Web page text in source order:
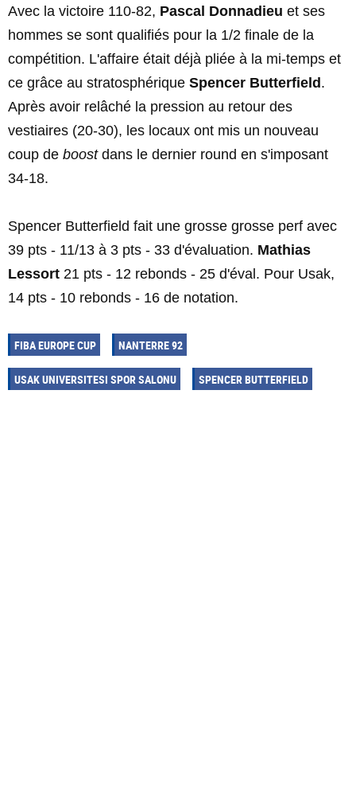
Avec la victoire 110-82, Pascal Donnadieu et ses
hommes se sont qualifiés pour la 1/2 finale de la
compétition. L'affaire était déjà pliée à la mi-temps et
ce grâce au stratosphérique Spencer Butterfield .
Après avoir relâché la pression au retour des
vestiaires (20-30), les locaux ont mis un nouveau
coup de boostdans le dernier round en s'imposant
34-18.
Spencer Butterfield fait une grosse grosse perf avec
39 pts - 11/13 à 3 pts - 33 d'évaluation. Mathias
Lessort 21 pts - 12 rebonds - 25 d'éval. Pour Usak,
14 pts - 10 rebonds - 16 de notation.
FIBA EUROPE CUP NANTERRE 92
USAK UNIVERSITESI SPOR SALONU SPENCER BUTTERFIELD